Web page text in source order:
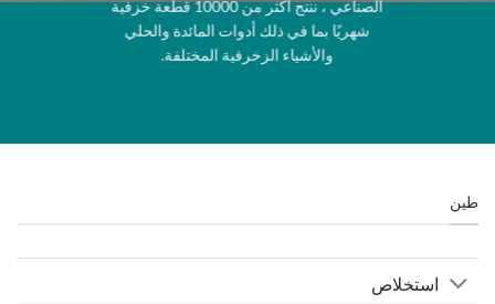
الصناعي ، ننتج أكثر من 10000 قطعة خزفية
شهريًا بما في ذلك أدوات المائدة والحلي
والأشياء الزخرفية المختلفة.
طين
استخلاص